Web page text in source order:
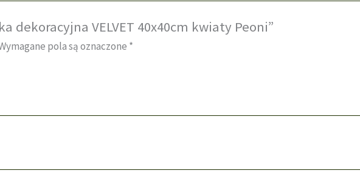
dekoracyjna VELVET 40x40cm kwiaty Peoni”
pola są oznaczone *